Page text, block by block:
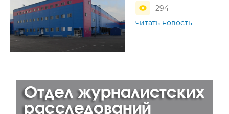
294
читать новость